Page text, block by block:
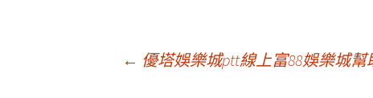
← 優塔娛樂城ptt線上富88娛樂城